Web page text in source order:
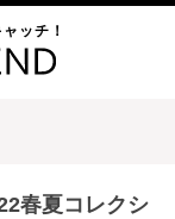
ッチ！
春夏コレクシ